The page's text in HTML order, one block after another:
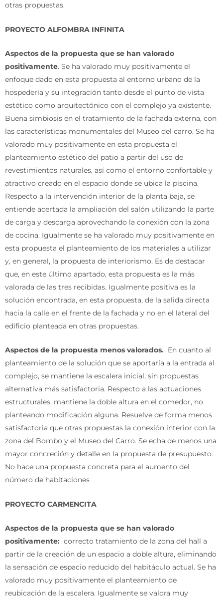
otras propuestas.
PROYECTO ALFOMBRA INFINITA
Aspectos de la propuesta que se han valorado
positivamente. Se ha valorado muy positivamente el
enfoque dado en esta propuesta al entorno urbano de la
hospedería y su integración tanto desde el punto de vista
estético como arquitectónico con el complejo ya existente.
Buena simbiosis en el tratamiento de la fachada externa, con
las características monumentales del Museo del carro. Se ha
valorado muy positivamente en esta propuesta el
planteamiento estético del patio a partir del uso de
revestimientos naturales, así como el entorno confortable y
atractivo creado en el espacio donde se ubica la piscina.
Respecto a la intervención interior de la planta baja, se
entiende acertada la ampliación del salón utilizando la parte
de carga y descarga aprovechando la conexión con la zona
de cocina. Igualmente se ha valorado muy positivamente en
esta propuesta el planteamiento de los materiales a utilizar
y, en general, la propuesta de interiorismo. Es de destacar
que, en este último apartado, esta propuesta es la más
valorada de las tres recibidas. Igualmente positiva es la
solución encontrada, en esta propuesta, de la salida directa
hacia la calle en el frente de la fachada y no en el lateral del
edificio planteada en otras propuestas.
Aspectos de la propuesta menos valorados. En cuanto al
planteamiento de la solución que se aportaría a la entrada al
complejo, se mantiene la escalera inicial, sin propuestas
alternativa más satisfactoria. Respecto a las actuaciones
estructurales, mantiene la doble altura en el comedor, no
planteando modificación alguna. Resuelve de forma menos
satisfactoria que otras propuestas la conexión interior con la
zona del Bombo y el Museo del Carro. Se echa de menos una
mayor concreción y detalle en la propuesta de presupuesto.
No hace una propuesta concreta para el aumento del
número de habitaciones
PROYECTO CARMENCITA
Aspectos de la propuesta que se han valorado
positivamente: correcto tratamiento de la zona del hall a
partir de la creación de un espacio a doble altura, eliminando
la sensación de espacio reducido del habitáculo actual. Se ha
valorado muy positivamente el planteamiento de
reubicación de la escalera. Igualmente se valora muy